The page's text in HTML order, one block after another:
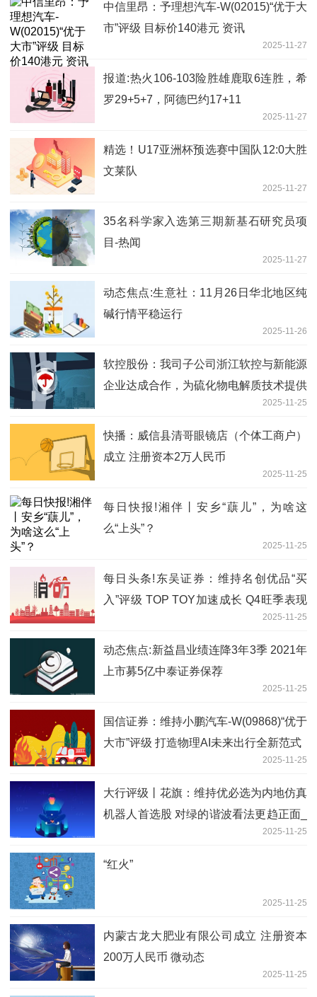
中信里昂：予理想汽车-W(02015)“优于大
市”评级 目标价140港元 资讯
2025-11-27
报道:热火106-103险胜雄鹿取6连胜，希
罗29+5+7，阿德巴约17+11
2025-11-27
精选！U17亚洲杯预选赛中国队12:0大胜
文莱队
2025-11-27
35名科学家入选第三期新基石研究员项
目-热闻
2025-11-27
动态焦点:生意社：11月26日华北地区纯
碱行情平稳运行
2025-11-26
软控股份：我司子公司浙江软控与新能源
企业达成合作，为硫化物电解质技术提供
整线解决方案，项目正在正常推进中|每
日观察
2025-11-25
快播：威信县清哥眼镜店（个体工商户）
成立 注册资本2万人民币
2025-11-25
每日快报!湘伴丨安乡“蕻儿”，为啥这
么“上头”？
2025-11-25
每日头条!东吴证券：维持名创优品“买
入”评级 TOP TOY加速成长 Q4旺季表现
2025-11-25
动态焦点:新益昌业绩连降3年3季 2021年
上市募5亿中泰证券保荐
2025-11-25
国信证券：维持小鹏汽车-W(09868)“优于
大市”评级 打造物理AI未来出行全新范式
2025-11-25
大行评级丨花旗：维持优必选为内地仿真
机器人首选股 对绿的谐波看法更趋正面_
2025-11-25
“红火”
2025-11-25
内蒙古龙大肥业有限公司成立 注册资本
200万人民币 微动态
2025-11-25